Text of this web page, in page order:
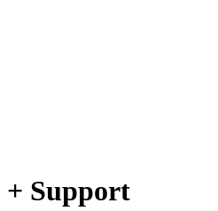
+ Support